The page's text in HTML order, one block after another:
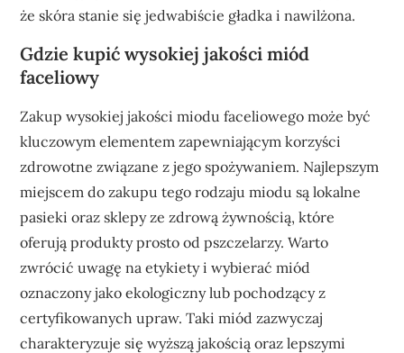
że skóra stanie się jedwabiście gładka i nawilżona.
Gdzie kupić wysokiej jakości miód
faceliowy
Zakup wysokiej jakości miodu faceliowego może być
kluczowym elementem zapewniającym korzyści
zdrowotne związane z jego spożywaniem. Najlepszym
miejscem do zakupu tego rodzaju miodu są lokalne
pasieki oraz sklepy ze zdrową żywnością, które
oferują produkty prosto od pszczelarzy. Warto
zwrócić uwagę na etykiety i wybierać miód
oznaczony jako ekologiczny lub pochodzący z
certyfikowanych upraw. Taki miód zazwyczaj
charakteryzuje się wyższą jakością oraz lepszymi